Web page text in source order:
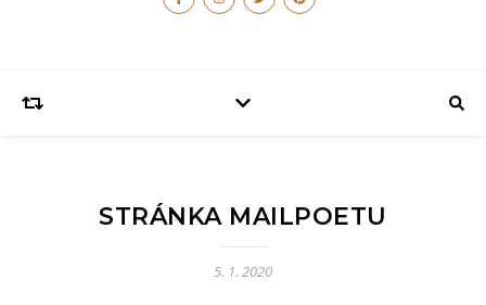
STRÁNKA MAILPOETU
5. 1. 2020